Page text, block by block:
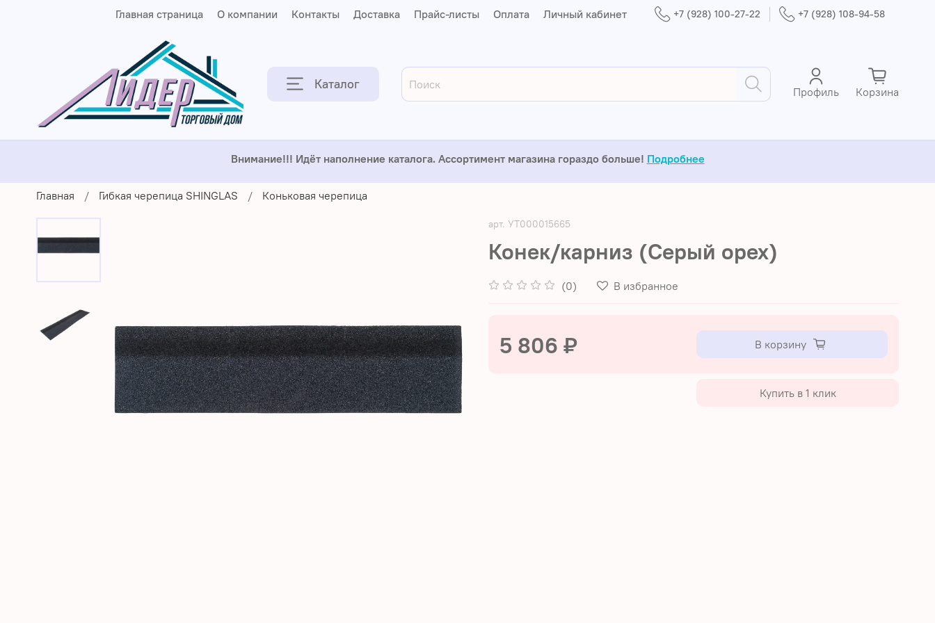
Главная страница О компании Контакты Доставка Прайс-листы Оплата Личный кабинет +7 (928) 100-27-22 +7 (928) 108-94-58
Каталог Профиль Корзина
Внимание!!! Идёт наполнение каталога. Ассортимент магазина гораздо больше! Подробнее
Главная Гибкая черепица SHINGLAS Коньковая черепица
арт. УТ000015665
Конек/карниз (Серый орех)
(0) В избранное
5 806 ₽ В корзину
Купить в 1 клик